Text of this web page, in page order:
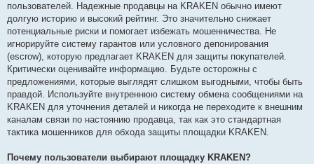
пользователей. Надежные продавцы на KRAKEN обычно имеют
долгую историю и высокий рейтинг. Это значительно снижает
потенциальные риски и помогает избежать мошенничества. Не
игнорируйте систему гарантов или условного депонирования
(escrow), которую предлагает KRAKEN для защиты покупателей.
Критически оценивайте информацию. Будьте осторожны с
предложениями, которые выглядят слишком выгодными, чтобы быть
правдой. Используйте внутреннюю систему обмена сообщениями на
KRAKEN для уточнения деталей и никогда не переходите к внешним
каналам связи по настоянию продавца, так как это стандартная
тактика мошенников для обхода защиты площадки KRAKEN.
Почему пользователи выбирают площадку KRAKEN?